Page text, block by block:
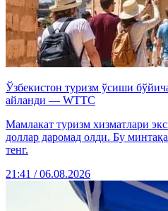
Ўзбекистон туризм ўсиши
айланди — WTTC
Мамлакат туризм хизматлари
доллар даромад олди. Бу
тенг.
21:41 / 06.08.2026